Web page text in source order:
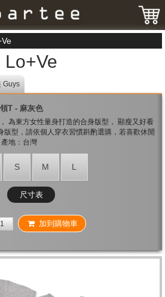
Lo+Ve
Guys
T - 麻灰色
為東方女性量身打造的合身版型， 顯瘦又好看
版型，請依個人穿衣習慣斟酌選購，若喜歡休閒
地：台灣
S M L
尺寸表
加到購物車